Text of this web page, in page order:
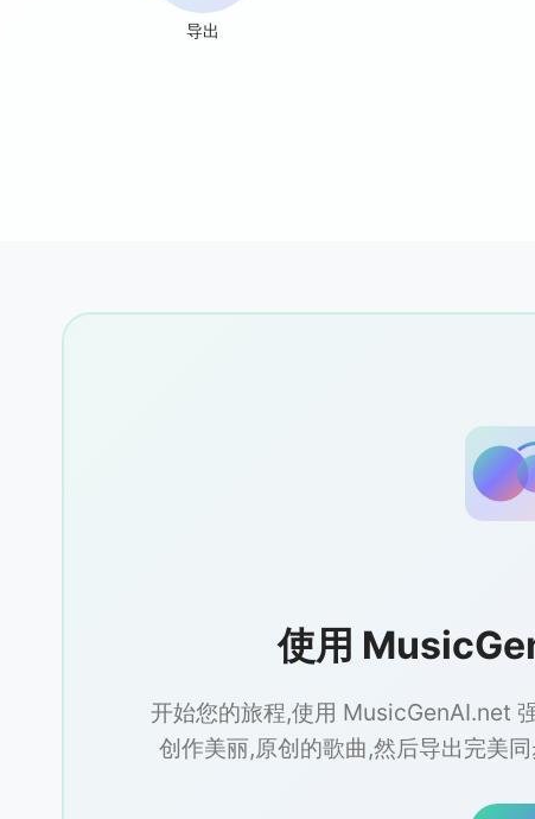
导出
使用
开始您的旅程,使用 MusicGenAI.net
创作美丽,原创的歌曲,然后导出完美